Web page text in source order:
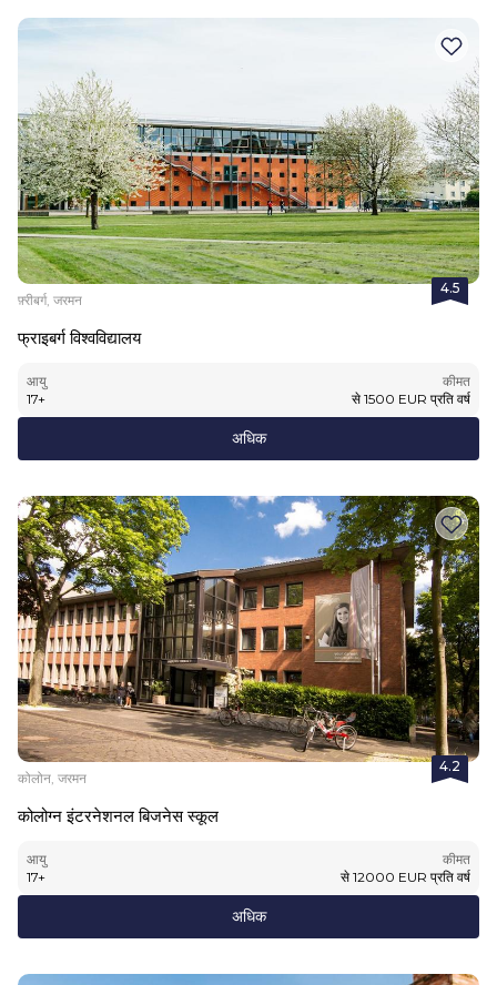
4.5
फ़्रीबर्ग, जरमन
फ्राइबर्ग विश्वविद्यालय
आयु
17+
कीमत
से 1500 EUR प्रति वर्ष
अधिक
4.2
कोलोन, जरमन
कोलोग्न इंटरनेशनल बिजनेस स्कूल
आयु
17+
कीमत
से 12000 EUR प्रति वर्ष
अधिक